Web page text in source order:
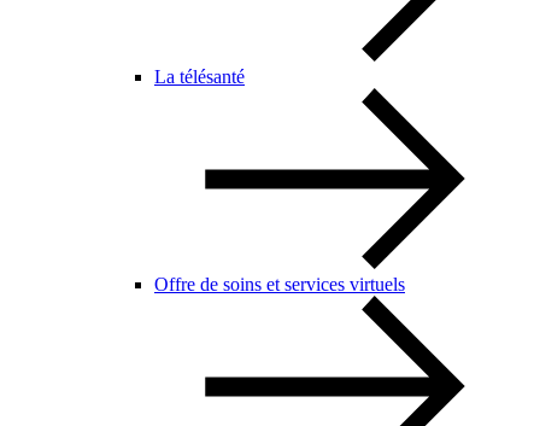
La télésanté
Offre de soins et services virtuels